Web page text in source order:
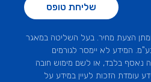
שליחת טופס
הצעת מחיר. בעל השליטה במאגר
המידע לא יימסר לגורמים
נאסף בלבד, או לשם מימוש חובה
עומדת הזכות לעיין במידע על